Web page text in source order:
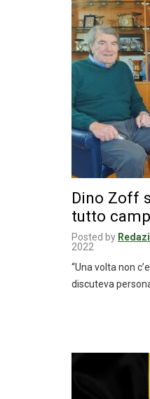
Dino Zoff
tutto
Posted by
2022
“Una volta non
discuteva